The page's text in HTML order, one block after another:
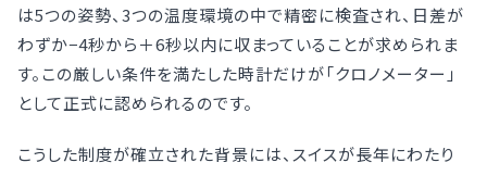
は5つの姿勢、3つの温度環境の中で精密に検査され、日差が
わずか−4秒から＋6秒以内に収まっていることが求められま
す。この厳しい条件を満たした時計だけが「クロノメーター」
として正式に認められるのです。
こうした制度が確立された背景には、スイスが長年にわたり